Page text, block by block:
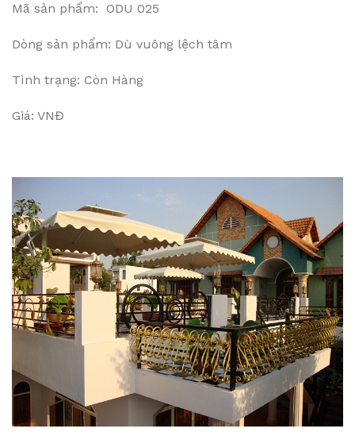
Mã sản phẩm: ODU 025
Dòng sản phẩm: Dù vuông lệch tâm
Tình trạng: Còn Hàng
Giá: VNĐ